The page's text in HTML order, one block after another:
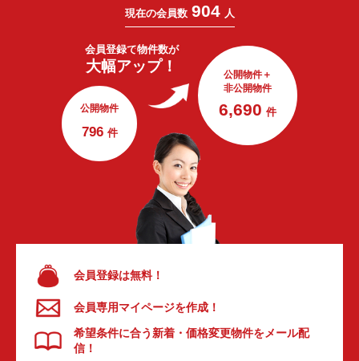
現在の会員数 904 人
会員登録で物件数が
大幅アップ！
公開物件
796 件
公開物件＋
非公開物件
6,690 件
会員登録は無料！
会員専用マイページを作成！
希望条件に合う新着・価格変更物件をメール配
信！